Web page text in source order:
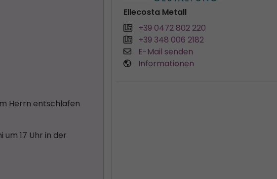
Herrn entschlafen
17 Uhr in der
Ellecosta Metall
+39 0472 802 220
+39 348 006 2182
E-Mail senden
Informationen